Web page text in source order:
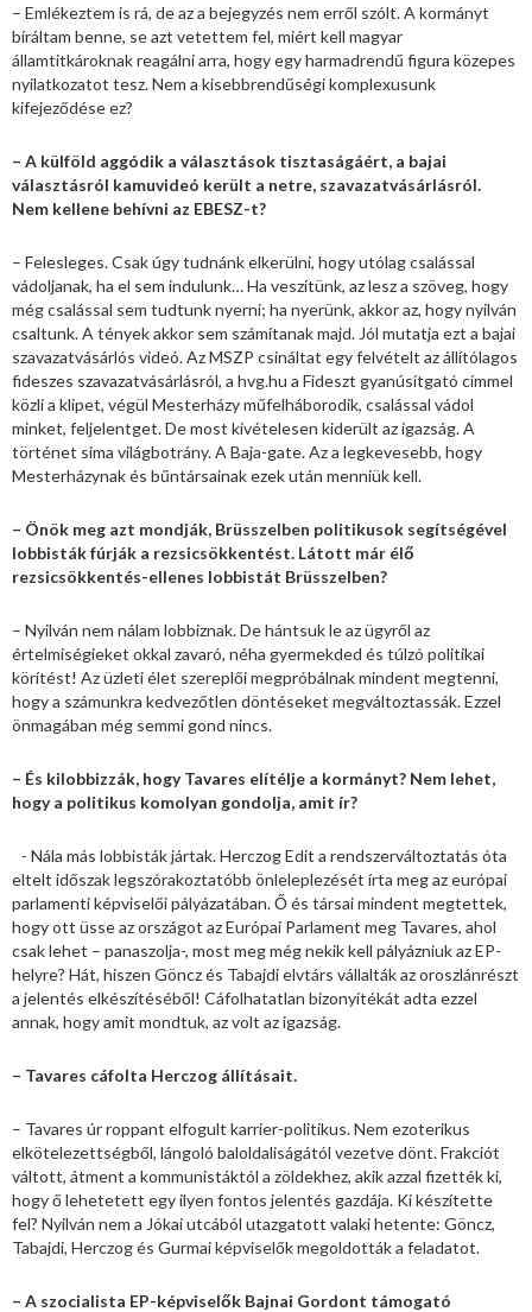
– Emlékeztem is rá, de az a bejegyzés nem erről szólt. A kormányt
bíráltam benne, se azt vetettem fel, miért kell magyar
államtitkároknak reagálni arra, hogy egy harmadrendű figura közepes
nyilatkozatot tesz. Nem a kisebbrendűségi komplexusunk
kifejeződése ez?
– A külföld aggódik a választások tisztaságáért, a bajai
választásról kamuvideó került a netre, szavazatvásárlásról.
Nem kellene behívni az EBESZ-t?
– Felesleges. Csak úgy tudnánk elkerülni, hogy utólag csalással
vádoljanak, ha el sem indulunk… Ha veszítünk, az lesz a szöveg, hogy
még csalással sem tudtunk nyerni; ha nyerünk, akkor az, hogy nyilván
csaltunk. A tények akkor sem számítanak majd. Jól mutatja ezt a bajai
szavazatvásárlós videó. Az MSZP csináltat egy felvételt az állítólagos
fideszes szavazatvásárlásról, a hvg.hu a Fideszt gyanúsítgató címmel
közli a klipet, végül Mesterházy műfelháborodik, csalással vádol
minket, feljelentget. De most kivételesen kiderült az igazság. A
történet sima világbotrány. A Baja-gate. Az a legkevesebb, hogy
Mesterházynak és bűntársainak ezek után menniük kell.
– Önök meg azt mondják, Brüsszelben politikusok segítségével
lobbisták fúrják a rezsicsökkentést. Látott már élő
rezsicsökkentés-ellenes lobbistát Brüsszelben?
– Nyilván nem nálam lobbiznak. De hántsuk le az ügyről az
értelmiségieket okkal zavaró, néha gyermekded és túlzó politikai
körítést! Az üzleti élet szereplői megpróbálnak mindent megtenni,
hogy a számunkra kedvezőtlen döntéseket megváltoztassák. Ezzel
önmagában még semmi gond nincs.
– És kilobbizzák, hogy Tavares elítélje a kormányt? Nem lehet,
hogy a politikus komolyan gondolja, amit ír?
- Nála más lobbisták jártak. Herczog Edit a rendszerváltoztatás óta
eltelt időszak legszórakoztatóbb önleleplezését írta meg az európai
parlamenti képviselői pályázatában. Ő és társai mindent megtettek,
hogy ott üsse az országot az Európai Parlament meg Tavares, ahol
csak lehet – panaszolja-, most meg még nekik kell pályázniuk az EP-
helyre? Hát, hiszen Göncz és Tabajdi elvtárs vállalták az oroszlánrészt
a jelentés elkészítéséből! Cáfolhatatlan bizonyítékát adta ezzel
annak, hogy amit mondtuk, az volt az igazság.
– Tavares cáfolta Herczog állításait.
– Tavares úr roppant elfogult karrier-politikus. Nem ezoterikus
elkötelezettségből, lángoló baloldaliságától vezetve dönt. Frakciót
váltott, átment a kommunistáktól a zöldekhez, akik azzal fizették ki,
hogy ő lehetetett egy ilyen fontos jelentés gazdája. Ki készítette
fel? Nyilván nem a Jókai utcából utazgatott valaki hetente: Göncz,
Tabajdi, Herczog és Gurmai képviselők megoldották a feladatot.
– A szocialista EP-képviselők Bajnai Gordont támogató